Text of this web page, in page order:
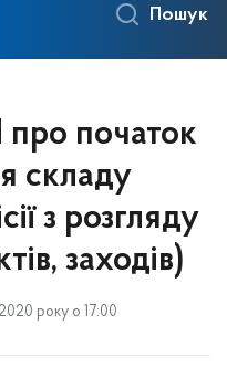
Пошук
початок
складу
з розгляду
заходів)
року о 17:00